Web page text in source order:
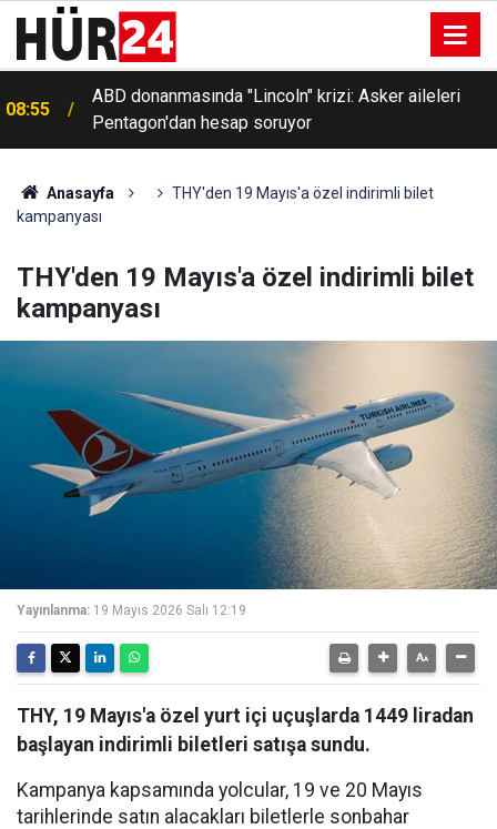
08:55
ABD donanmasında "Lincoln" krizi: Asker aileleri
Pentagon'dan hesap soruyor
Anasayfa
THY'den 19 Mayıs'a özel indirimli bilet
kampanyası
THY'den 19 Mayıs'a özel indirimli bilet
kampanyası
Yayınlanma: 19 Mayıs 2026 Salı 12:19
THY, 19 Mayıs'a özel yurt içi uçuşlarda 1449 liradan
başlayan indirimli biletleri satışa sundu.
Kampanya kapsamında yolcular, 19 ve 20 Mayıs
tarihlerinde satın alacakları biletlerle sonbahar